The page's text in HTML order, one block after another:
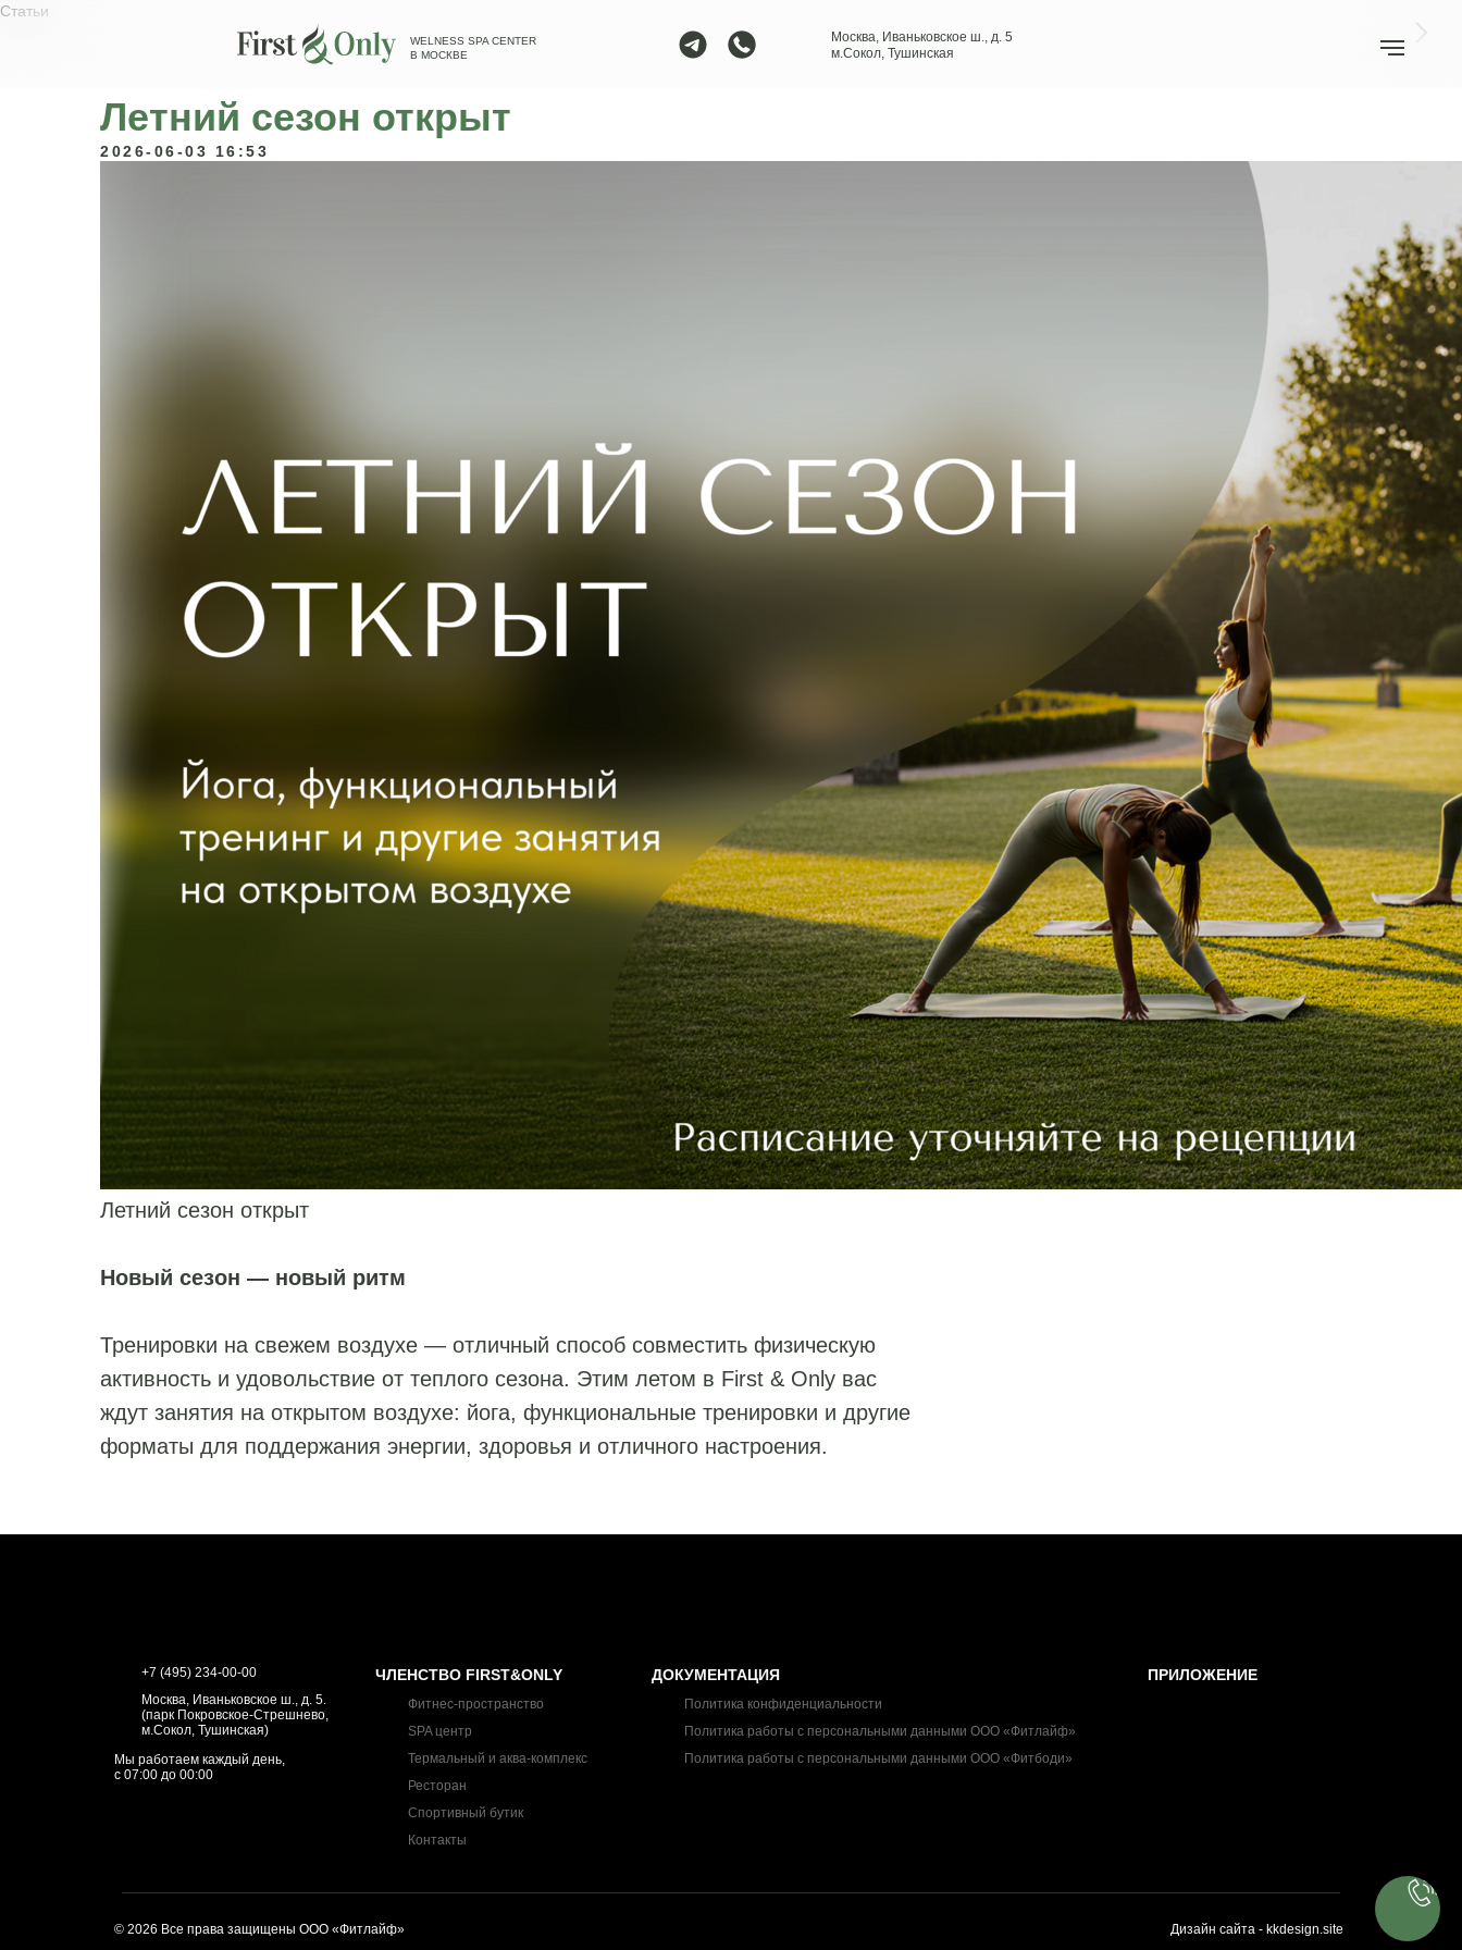
Статьи
Летний сезон открыт
2026-06-03 16:53
Летний сезон открыт
Новый сезон — новый ритм
Тренировки на свежем воздухе — отличный способ совместить физическую
активность и удовольствие от теплого сезона. Этим летом в First & Only вас
ждут занятия на открытом воздухе: йога, функциональные тренировки и другие
форматы для поддержания энергии, здоровья и отличного настроения.
WELNESS SPA CENTER
В МОСКВЕ
Москва, Иваньковское ш., д. 5
м.Сокол, Тушинская
+7 (495) 234-00-00
Москва, Иваньковское ш., д. 5.
(парк Покровское-Стрешнево,
м.Сокол, Тушинская)
Мы работаем каждый день,
с 07:00 до 00:00
ЧЛЕНСТВО FIRST&ONLY
Фитнес-пространство
SPA центр
Термальный и аква-комплекс
Ресторан
Спортивный бутик
Контакты
© 2026 Все права защищены ООО «Фитлайф»
Политика конфиденциальности
Дизайн сайта - kkdesign.site
Политика работы с персональными данными ООО «Фитлайф»
ДОКУМЕНТАЦИЯ
Политика работы с персональными данными ООО «Фитбоди»
ПРИЛОЖЕНИЕ